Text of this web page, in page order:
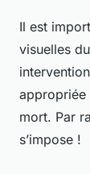
Il est
visuelles
appropriée
mort. Par
s’impose !